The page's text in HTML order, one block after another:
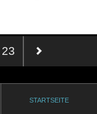
23
STARTSEITE